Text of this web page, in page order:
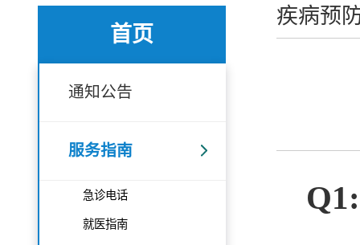
首页
通知公告
服务指南
急诊电话
就医指南
疾病预
Q1: